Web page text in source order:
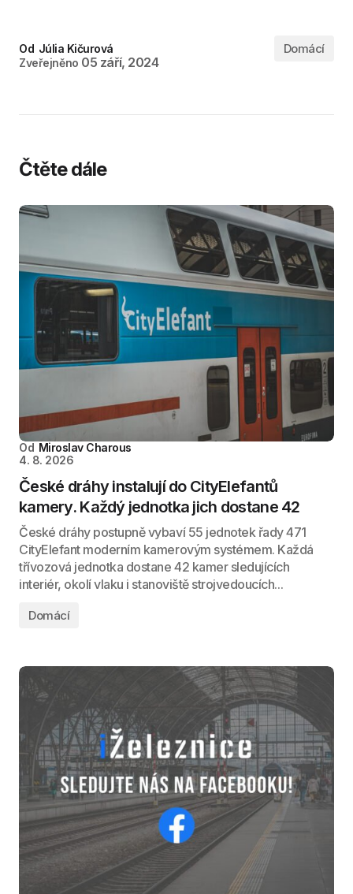
Od Júlia Kičurová
Zveřejněno 05 září, 2024
Domácí
Čtěte dále
Od Miroslav Charous
4. 8. 2026
České dráhy instalují do CityElefantů
kamery. Každý jednotka jich dostane 42
České dráhy postupně vybaví 55 jednotek řady 471
CityElefant moderním kamerovým systémem. Každá
třívozová jednotka dostane 42 kamer sledujících
interiér, okolí vlaku i stanoviště strojvedoucích...
Domácí